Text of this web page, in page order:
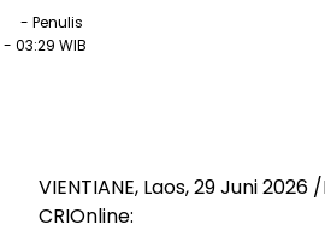
- Penulis
- 03:29 WIB
VIENTIANE, Laos, 29 Juni
CRIOnline: